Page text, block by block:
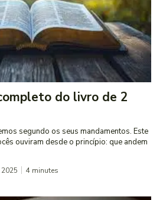
do livro de 2
segundo os seus mandamentos. Este
ouviram desde o princípio: que andem
4 minutes